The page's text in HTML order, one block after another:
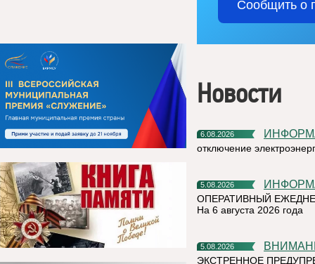
Новости
6.08.2026
отключение
5.08.2026
ОПЕРАТИВНЫЙ
На 6 августа 2026 года
5.08.2026
ЭКСТРЕННОЕ